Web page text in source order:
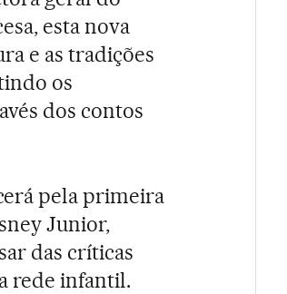
esta nova
e as tradições
os
dos contos
pela primeira
Junior,
das críticas
rede infantil.